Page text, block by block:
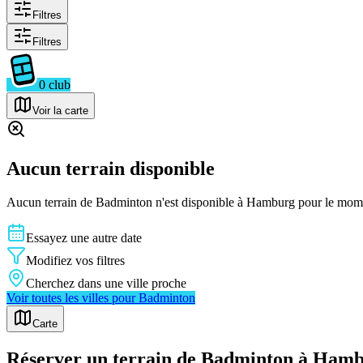
Filtres
Filtres
0 club
Voir la carte
Aucun terrain disponible
Aucun terrain de Badminton n'est disponible à Hamburg pour le
Essayez une autre date
Modifiez vos filtres
Cherchez dans une ville proche
Voir toutes les villes pourBadminton
Carte